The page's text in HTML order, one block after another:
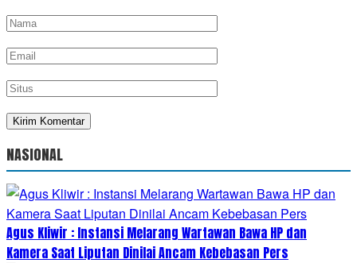
NASIONAL
Agus Kliwir : Instansi Melarang Wartawan Bawa HP dan
Kamera Saat Liputan Dinilai Ancam Kebebasan Pers